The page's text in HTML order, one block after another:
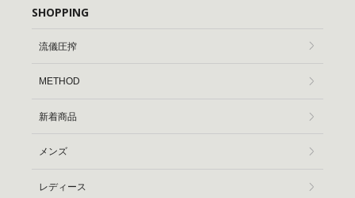
SHOPPING
流儀圧搾
METHOD
新着商品
メンズ
レディース